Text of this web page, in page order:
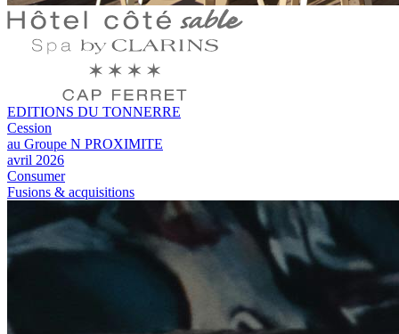
EDITIONS DU TONNERRE
Cession
au Groupe N PROXIMITE
avril 2026
Consumer
Fusions & acquisitions